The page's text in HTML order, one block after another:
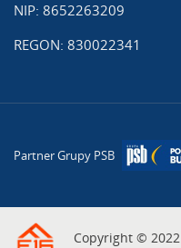
NIP: 8652263209
REGON: 830022341
Partner Grupy PSB
Copyright © 2022